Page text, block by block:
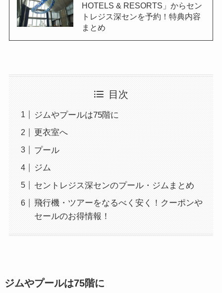
HOTELS & RESORTS」からセン
トレジス深センを予約！特典内容
まとめ
目次
ジムやプールは75階に
更衣室へ
プール
ジム
セントレジス深センのプール・ジムまとめ
飛行機・ツアーをなるべく安く！クーポンや
セールのお得情報！
ジムやプールは75階に